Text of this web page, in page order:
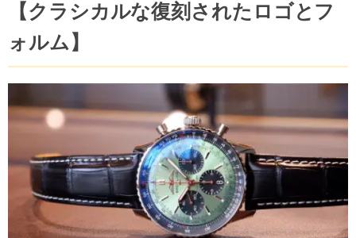
【クラシカルな復刻されたロゴとフ
ォルム】